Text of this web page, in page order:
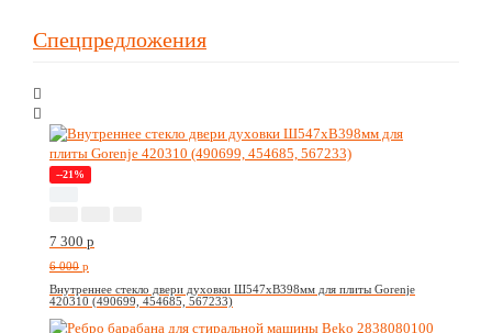
Спецпредложения
--21%
7 300 p
6 000 p
Внутреннее стекло двери духовки Ш547хВ398мм для плиты Gorenje
420310 (490699, 454685, 567233)